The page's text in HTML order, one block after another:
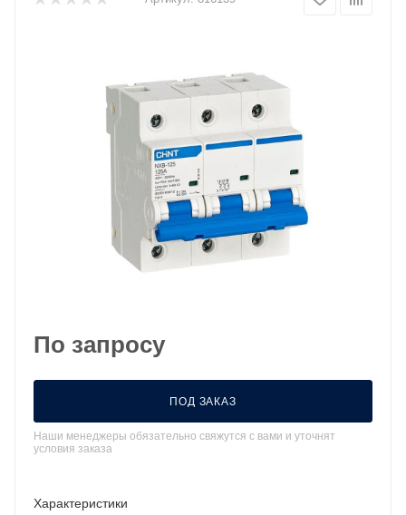
По запросу
ПОД ЗАКАЗ
Наши менеджеры обязательно свяжутся с вами и уточнят
условия заказа
Характеристики